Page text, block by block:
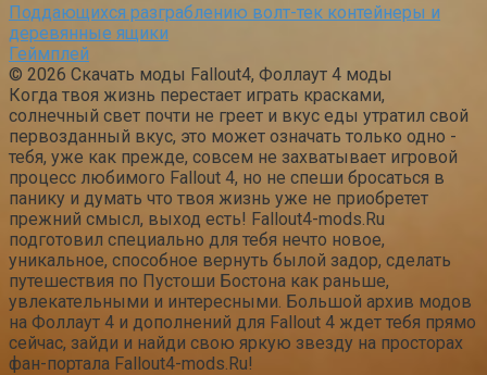
Поддающихся разграблению волт-тек контейнеры и
деревянные ящики
Геймплей
© 2026 Скачать моды Fallout4, Фоллаут 4 моды
Когда твоя жизнь перестает играть красками,
солнечный свет почти не греет и вкус еды утратил свой
первозданный вкус, это может означать только одно -
тебя, уже как прежде, совсем не захватывает игровой
процесс любимого Fallout 4, но не спеши бросаться в
панику и думать что твоя жизнь уже не приобретет
прежний смысл, выход есть! Fallout4-mods.Ru
подготовил специально для тебя нечто новое,
уникальное, способное вернуть былой задор, сделать
путешествия по Пустоши Бостона как раньше,
увлекательными и интересными. Большой архив модов
на Фоллаут 4 и дополнений для Fallout 4 ждет тебя прямо
сейчас, зайди и найди свою яркую звезду на просторах
фан-портала Fallout4-mods.Ru!